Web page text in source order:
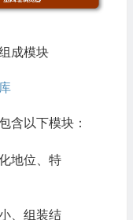
成模块
含以下模块：
地位、特
、组装结